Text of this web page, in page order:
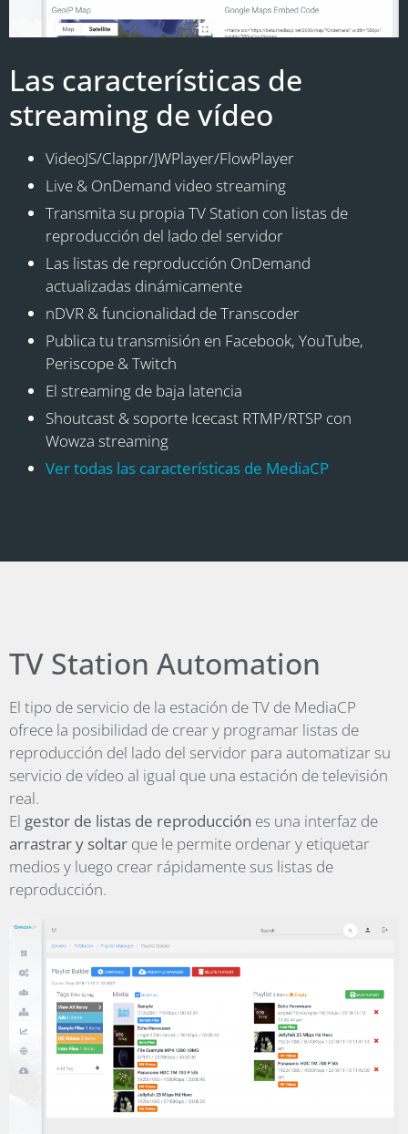
Las características de
streaming de vídeo
VideoJS/Clappr/JWPlayer/FlowPlayer
Live & OnDemand video streaming
Transmita su propia TV Station con listas de
reproducción del lado del servidor
Las listas de reproducción OnDemand
actualizadas dinámicamente
nDVR & funcionalidad de Transcoder
Publica tu transmisión en Facebook, YouTube,
Periscope & Twitch
El streaming de baja latencia
Shoutcast & soporte Icecast RTMP/RTSP con
Wowza streaming
Ver todas las características de MediaCP
TV Station Automation
El tipo de servicio de la estación de TV de MediaCP
ofrece la posibilidad de crear y programar listas de
reproducción del lado del servidor para automatizar su
servicio de vídeo al igual que una estación de televisión
real.
El gestor de listas de reproducción es una interfaz de
arrastrar y soltar que le permite ordenar y etiquetar
medios y luego crear rápidamente sus listas de
reproducción.